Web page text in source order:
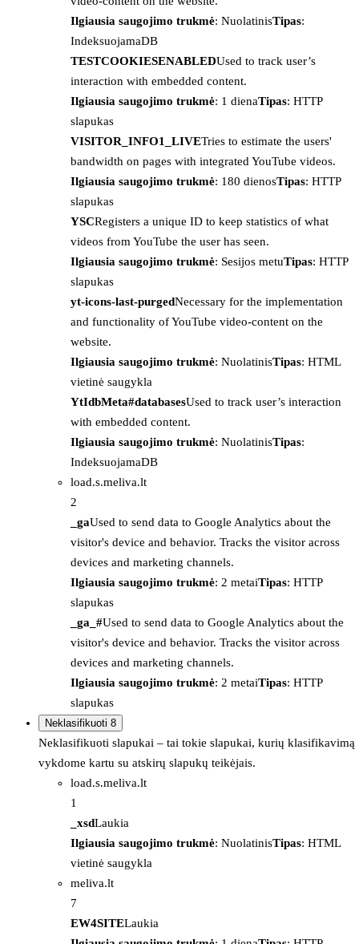
Ilgiausia saugojimo trukmė: NuolatinisTipas:
IndeksuojamaDB
TESTCOOKIESENABLEDUsed to track user’s
interaction with embedded content.
Ilgiausia saugojimo trukmė: 1 dienaTipas: HTTP
slapukas
VISITOR_INFO1_LIVETries to estimate the users'
bandwidth on pages with integrated YouTube videos.
Ilgiausia saugojimo trukmė: 180 dienosTipas: HTTP
slapukas
YSCRegisters a unique ID to keep statistics of what
videos from YouTube the user has seen.
Ilgiausia saugojimo trukmė: Sesijos metuTipas: HTTP
slapukas
yt-icons-last-purgedNecessary for the implementation
and functionality of YouTube video-content on the
website.
Ilgiausia saugojimo trukmė: NuolatinisTipas: HTML
vietinė saugykla
YtIdbMeta#databasesUsed to track user’s interaction
with embedded content.
Ilgiausia saugojimo trukmė: NuolatinisTipas:
IndeksuojamaDB
load.s.meliva.lt
2
_gaUsed to send data to Google Analytics about the
visitor's device and behavior. Tracks the visitor across
devices and marketing channels.
Ilgiausia saugojimo trukmė: 2 metaiTipas: HTTP
slapukas
_ga_#Used to send data to Google Analytics about the
visitor's device and behavior. Tracks the visitor across
devices and marketing channels.
Ilgiausia saugojimo trukmė: 2 metaiTipas: HTTP
slapukas
Neklasifikuoti 8
Neklasifikuoti slapukai – tai tokie slapukai, kurių klasifikavimą
vykdome kartu su atskirų slapukų teikėjais.
load.s.meliva.lt
1
_xsdLaukia
Ilgiausia saugojimo trukmė: NuolatinisTipas: HTML
vietinė saugykla
meliva.lt
7
EW4SITELaukia